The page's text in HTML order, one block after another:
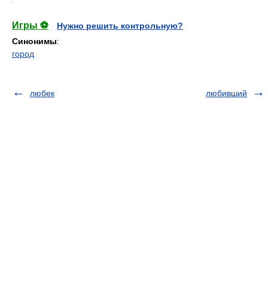
Игры ⚽
Нужно решить контрольную?
Синонимы:
город
любек любивший